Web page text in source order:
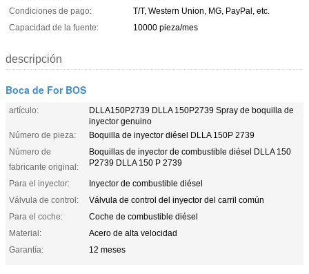
Condiciones de pago:
T/T, Western Union, MG, PayPal, etc.
Capacidad de la fuente:
10000 pieza/mes
descripción
Boca de For BOS
artículo:
DLLA150P2739 DLLA 150P2739 Spray de boquilla de
inyector genuino
Número de pieza:
Boquilla de inyector diésel DLLA 150P 2739
Número de
fabricante original:
Boquillas de inyector de combustible diésel DLLA 150
P2739 DLLA 150 P 2739
Para el inyector:
Inyector de combustible diésel
Válvula de control:
Válvula de control del inyector del carril común
Para el coche:
Coche de combustible diésel
Material:
Acero de alta velocidad
Garantía:
12 meses